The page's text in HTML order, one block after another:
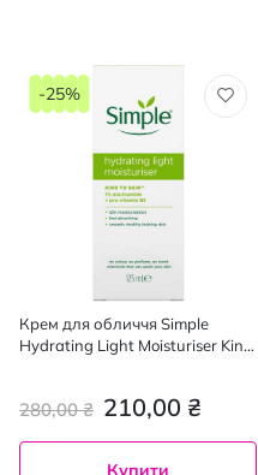
Крем для обличчя Simple
Hydrating Light Moisturiser Kind
210,00 ₴
280,00 ₴
-25%
Купити